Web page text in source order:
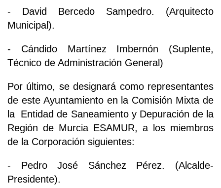
- David Bercedo Sampedro. (Arquitecto
Municipal).
- Cándido Martínez Imbernón (Suplente,
Técnico de Administración General)
Por último, se designará como representantes
de este Ayuntamiento en la Comisión Mixta de
la Entidad de Saneamiento y Depuración de la
Región de Murcia ESAMUR, a los miembros
de la Corporación siguientes:
- Pedro José Sánchez Pérez. (Alcalde-
Presidente).